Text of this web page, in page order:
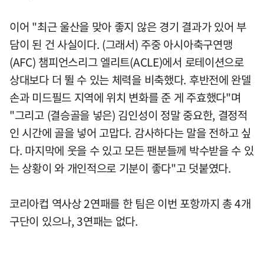
이어 "최근 울산을 맞아 좋지 않은 경기 결과가 있어 부
담이 된 건 사실이다. (그래서) 주중 아시아축구연맹
(AFC) 챔피언스리그 엘리트(ACLE)에서 로테이션으로
상대보다 더 뛸 수 있는 체력을 비축했다. 후반전에 완델
손과 미드필드 지역에 위치 변화를 준 게 주효했다"며
"그리고 (결승골을 넣은) 김인성이 정말 중요한, 결정적
인 시간에 골을 넣어 고맙다. 감사하다는 말을 전하고 싶
다. 마지막에 웃을 수 있고 모든 팬분들께 박수받을 수 있
는 상황이 와 개인적으로 기분이 좋다"고 덧붙였다.
코리아컵 역사상 2연패를 한 팀은 이번 포항까지 총 4개
구단이 있으나, 3연패는 없다.